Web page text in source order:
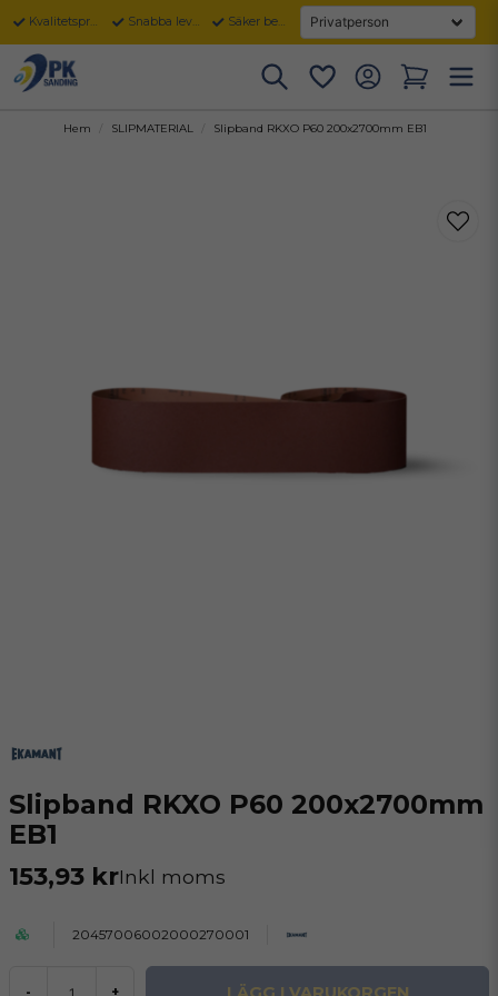
Kvalitetsprodukter Snabba leveranser Säker betalning
Hem SLIPMATERIAL Slipband RKXO P60 200x2700mm EB1
Slipband RKXO P60 200x2700mm
EB1
153,93 krInkl moms
20457006002000270001
- +